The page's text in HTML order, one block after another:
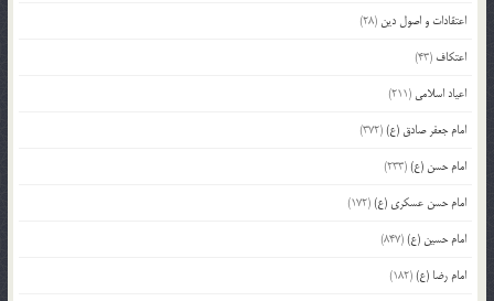
اعتقادات و اصول دین (28)
اعتکاف (43)
اعیاد اسلامی (211)
امام جعفر صادق (ع)(372)
امام حسن (ع)(233)
امام حسن عسکری (ع)(172)
امام حسین (ع)(847)
امام رضا (ع)(182)